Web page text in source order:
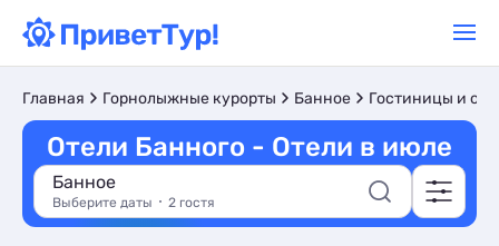
Главная Горнолыжные курорты Банное Гостиницы и
Отели Банного - Отели в июле
Банное
Выберите даты 2 гостя